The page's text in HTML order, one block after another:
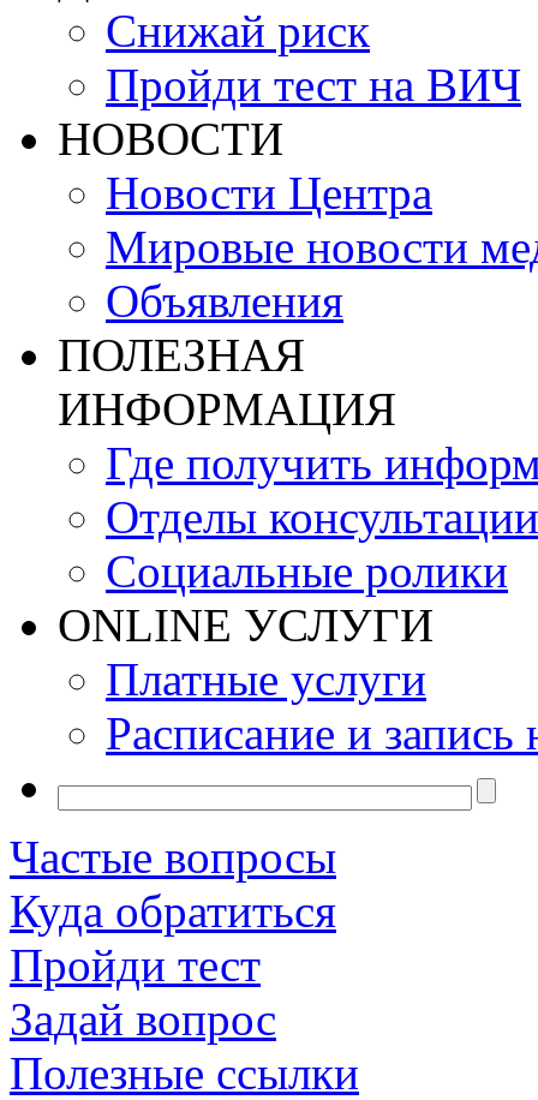
Снижай риск
Пройди тест на ВИЧ
НОВОСТИ
Новости Центра
Мировые новости
Объявления
ПОЛЕЗНАЯ
ИНФОРМАЦИЯ
Где получить
Отделы консультации
Социальные ролики
ONLINE УСЛУГИ
Платные услуги
Расписание и запись
Частые вопросы
Куда обратиться
Пройди тест
Задай вопрос
Полезные ссылки